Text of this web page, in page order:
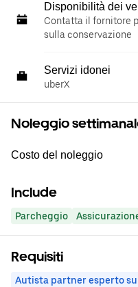
Disponibilità dei
Contatta il fornitore
sulla conservazione
Servizi idonei
uberX
Noleggio
Costo del noleggio
Include
Parcheggio
Requisiti
Autista partner esperto